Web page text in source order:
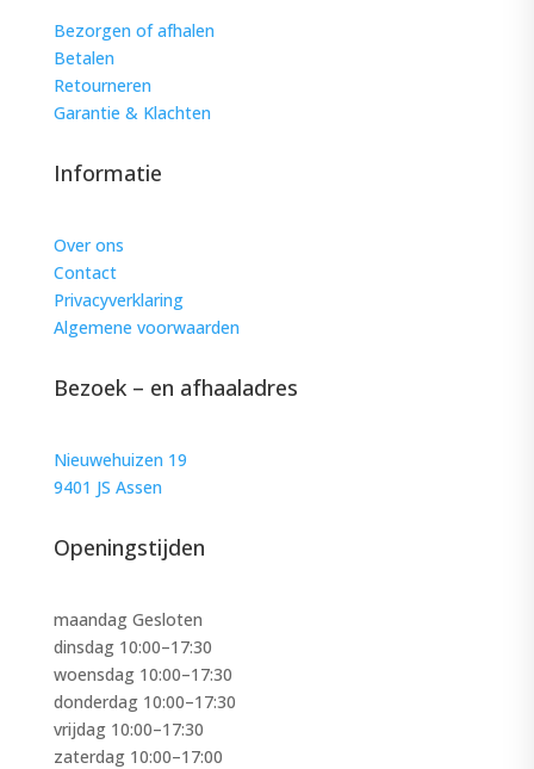
Bezorgen of afhalen
Betalen
Retourneren
Garantie & Klachten
Informatie
Over ons
Contact
Privacyverklaring
Algemene voorwaarden
Bezoek – en afhaaladres
Nieuwehuizen 19
9401 JS Assen
Openingstijden
maandag Gesloten
dinsdag 10:00–17:30
woensdag 10:00–17:30
donderdag 10:00–17:30
vrijdag 10:00–17:30
zaterdag 10:00–17:00